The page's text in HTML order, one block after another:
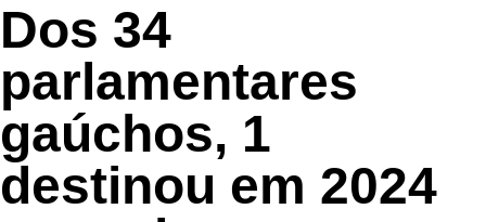
Dos 34
parlamentares
gaúchos, 1
destinou em 2024